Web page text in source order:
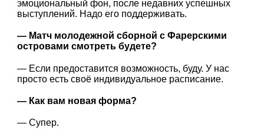
эмоциональный фон, после недавних успешных
выступлений. Надо его поддерживать.
— Матч молодежной сборной с Фарерскими
островами смотреть будете?
— Если предоставится возможность, буду. У нас
просто есть своё индивидуальное расписание.
— Как вам новая форма?
— Супер.